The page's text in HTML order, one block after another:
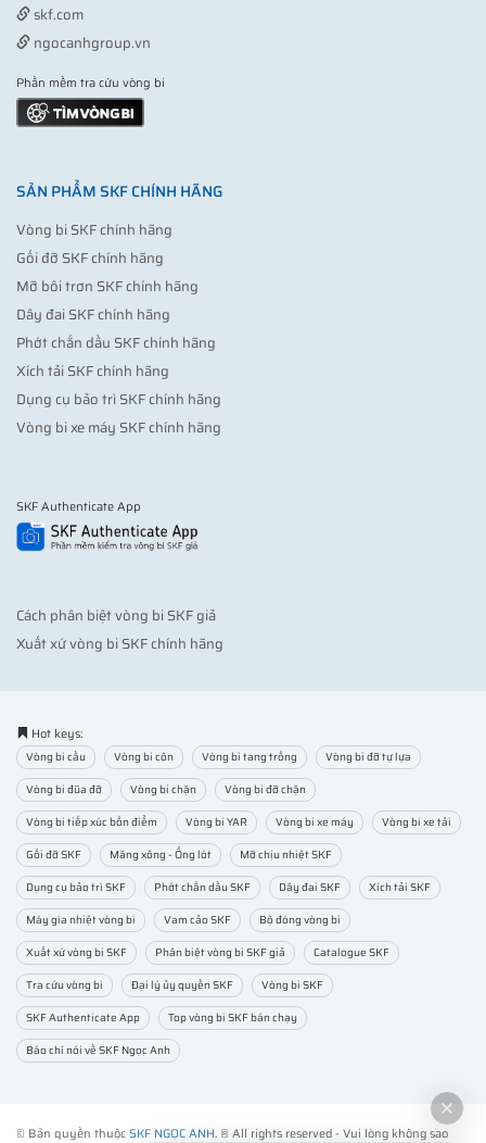
skf.com
ngocanhgroup.vn
Phần mềm tra cứu vòng bi
SẢN PHẨM SKF CHÍNH HÃNG
Vòng bi SKF chính hãng
Gối đỡ SKF chính hãng
Mỡ bôi trơn SKF chính hãng
Dây đai SKF chính hãng
Phớt chắn dầu SKF chính hãng
Xích tải SKF chính hãng
Dụng cụ bảo trì SKF chính hãng
Vòng bi xe máy SKF chính hãng
SKF Authenticate App
Cách phân biệt vòng bi SKF giả
Xuất xứ vòng bi SKF chính hãng
Hot keys:
Vòng bi cầu Vòng bi côn Vòng bi tang trống
Vòng bi đỡ tự lựa
Vòng bi đũa đỡ
Vòng bi chặn
Vòng bi đỡ chặn
Vòng bi tiếp xúc bốn điểm
Vòng bi YAR Vòng bi xe máy
Vòng bi xe tải
Gối đỡ SKF
Măng xông - Ống lót
Mỡ chịu nhiệt SKF
Dụng cụ bảo trì SKF
Phớt chắn dầu SKF Dây đai SKF
Xích tải SKF
Máy gia nhiệt vòng bi
Vam cảo SKF
Bộ đóng vòng bi
Xuất xứ vòng bi SKF
Phân biệt vòng bi SKF giả
Catalogue SKF
Tra cứu vòng bi
Đại lý ủy quyền SKF
Vòng bi SKF
SKF Authenticate App
Top vòng bi SKF bán chạy
Báo chí nói về SKF Ngọc Anh
© Bản quyền thuộcSKF NGỌC ANH. ® All rights reserved - Vui lòng không sao